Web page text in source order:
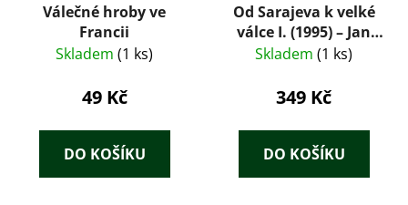
Válečné hroby ve
Francii
Skladem (1 ks)
49 Kč
DO KOŠÍKU
Od Sarajeva k velké
válce I. (1995) – Jan
Galandauer
Skladem (1 ks)
349 Kč
DO KOŠÍKU